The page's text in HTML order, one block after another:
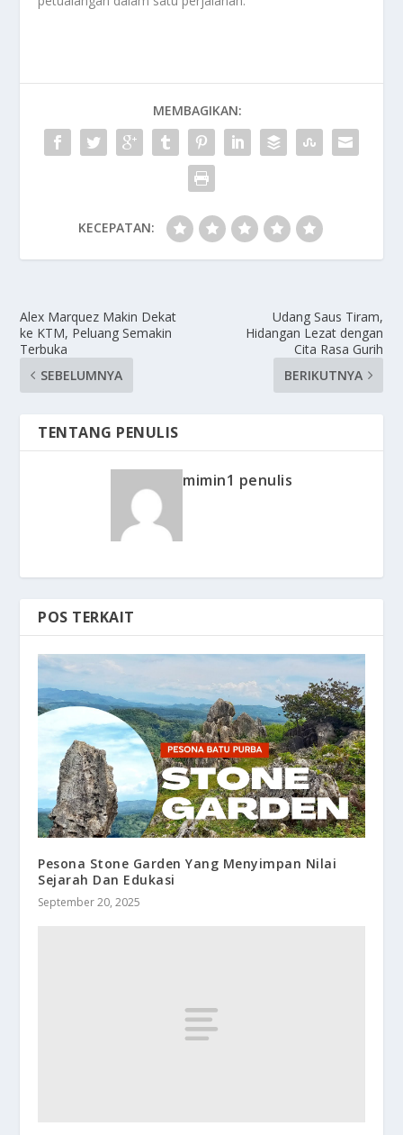
MEMBAGIKAN:
KECEPATAN:
Alex Marquez Makin Dekat
ke KTM, Peluang Semakin
Terbuka
SEBELUMNYA
Udang Saus Tiram,
Hidangan Lezat dengan
Cita Rasa Gurih
BERIKUTNYA
TENTANG PENULIS
mimin1 penulis
POS TERKAIT
Pesona Stone Garden Yang Menyimpan Nilai
Sejarah Dan Edukasi
September 20, 2025